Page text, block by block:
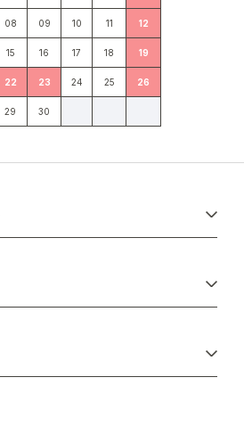
08 09 10 11 12
15 16 17 18 19
22 23 24 25 26
29 30